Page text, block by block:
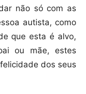
não só com as
autista, como
que esta é alvo,
ou mãe, estes
dos seus